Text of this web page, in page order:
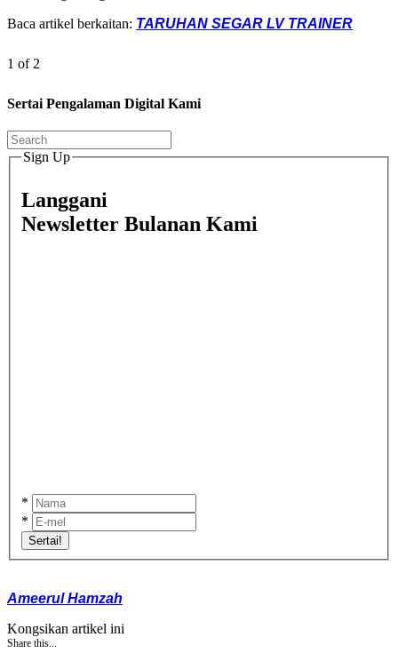
Baca artikel berkaitan: TARUHAN SEGAR LV TRAINER
1 of 2
Sertai Pengalaman Digital Kami
Sign Up
Langgani
Newsletter Bulanan Kami
*
*
Sertai!
Ameerul Hamzah
Kongsikan artikel ini
Share this...